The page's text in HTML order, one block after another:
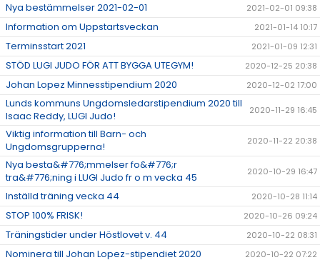
Nya bestämmelser 2021-02-01 2021-02-01 09:38
Information om Uppstartsveckan 2021-01-14 10:17
Terminsstart 2021 2021-01-09 12:31
STÖD LUGI JUDO FÖR ATT BYGGA UTEGYM! 2020-12-25 20:38
Johan Lopez Minnesstipendium 2020 2020-12-02 17:00
Lunds kommuns Ungdomsledarstipendium 2020 till
Isaac Reddy, LUGI Judo!
2020-11-29 16:45
Viktig information till Barn- och
Ungdomsgrupperna!
2020-11-22 20:38
Nya besta&#776;mmelser fo&#776;r
tra&#776;ning i LUGI Judo fr o m vecka 45
2020-10-29 16:47
Inställd träning vecka 44 2020-10-28 11:14
STOP 100% FRISK! 2020-10-26 09:24
Träningstider under Höstlovet v. 44 2020-10-22 08:31
Nominera till Johan Lopez-stipendiet 2020 2020-10-22 07:22